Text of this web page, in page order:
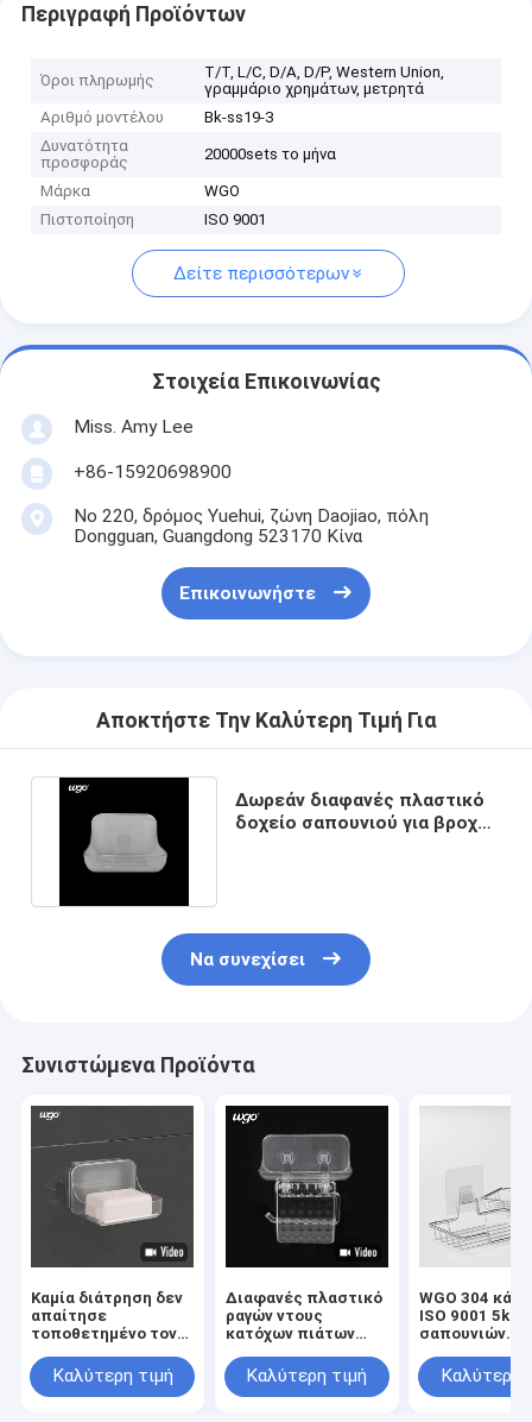
Περιγραφή Προϊόντων
Όροι πληρωμής
T/T, L/C, D/A, D/P, Western Union,
γραμμάριο χρημάτων, μετρητά
Αριθμό μοντέλου
Bk-ss19-3
Δυνατότητα
προσφοράς
20000sets το μήνα
Μάρκα
WGO
Πιστοποίηση
ISO 9001
Δείτε περισσότερων
Στοιχεία Επικοινωνίας
Miss. Amy Lee
+86-15920698900
Νο 220, δρόμος Yuehui, ζώνη Daojiao, πόλη
Dongguan, Guangdong 523170 Κίνα
Επικοινωνήστε
Αποκτήστε Την Καλύτερη Τιμή Για
Δωρεάν διαφανές πλαστικό
δοχείο σαπουνιού για βροχή
Να συνεχίσει
Συνιστώμενα Προϊόντα
Καμία διάτρηση δεν
απαίτησε
τοποθετημένο τον
σαπουνιών, κανένας
κάτοχος πιάτων
Καλύτερη τιμή
Διαφανές πλαστικό
ραγών ντους
κατόχων πιάτων
WGO για την
πετσέτα εγγράφου
Καλύτερη τιμή
WGO 304
ISO 9001 5kg
σαπουνιών
αντέχει τον
αυτοκόλλητο
Καλύτερη